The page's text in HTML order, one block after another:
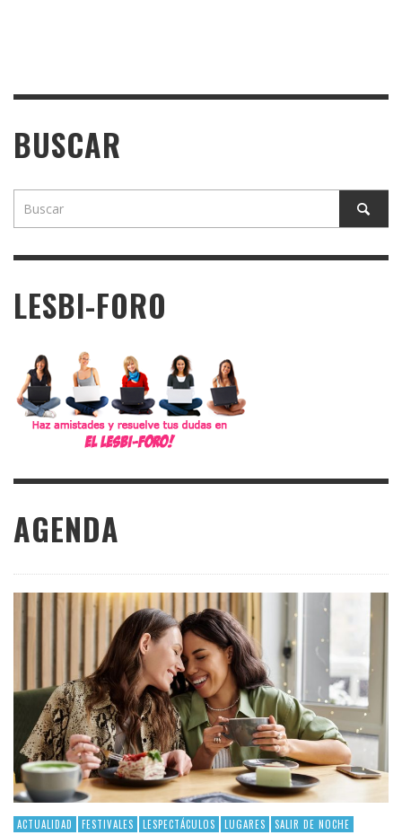
BUSCAR
LESBI-FORO
AGENDA
ACTUALIDAD FESTIVALES LESPECTÁCULOS LUGARES SALIR DE NOCHE